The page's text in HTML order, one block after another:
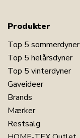
Produkter
Top 5 sommerdyner
Top 5 helårsdyner
Top 5 vinterdyner
Gaveideer
Brands
Mærker
Restsalg